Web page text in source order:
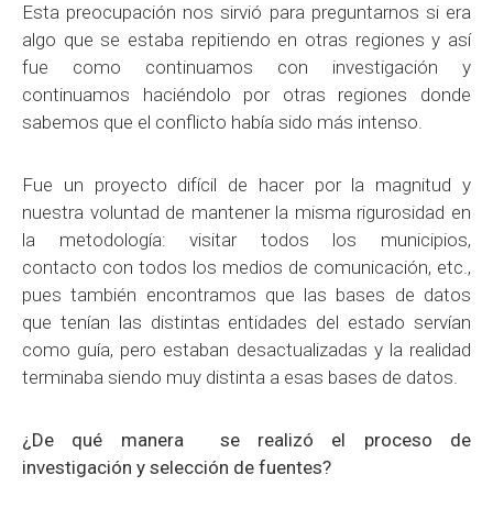
Esta preocupación nos sirvió para preguntarnos si era
algo que se estaba repitiendo en otras regiones y así
fue como continuamos con investigación y
continuamos haciéndolo por otras regiones donde
sabemos que el conflicto había sido más intenso.
Fue un proyecto difícil de hacer por la magnitud y
nuestra voluntad de mantener la misma rigurosidad en
la metodología: visitar todos los municipios,
contacto con todos los medios de comunicación, etc.,
pues también encontramos que las bases de datos
que tenían las distintas entidades del estado servían
como guía, pero estaban desactualizadas y la realidad
terminaba siendo muy distinta a esas bases de datos.
¿De qué manera se realizó el proceso de
investigación y selección de fuentes?